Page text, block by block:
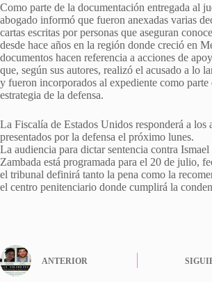
Como parte de la documentación entregada al
abogado informó que fueron anexadas varias
cartas escritas por personas que aseguran
desde hace años en la región donde creció en
documentos hacen referencia a acciones de
que, según sus autores, realizó el acusado a lo
y fueron incorporados al expediente como parte
estrategia de la defensa.
La Fiscalía de Estados Unidos responderá a los
presentados por la defensa el próximo lunes.
La audiencia para dictar sentencia contra
Zambada está programada para el 20 de julio,
el tribunal definirá tanto la pena como la
el centro penitenciario donde cumplirá la
ANTERIOR